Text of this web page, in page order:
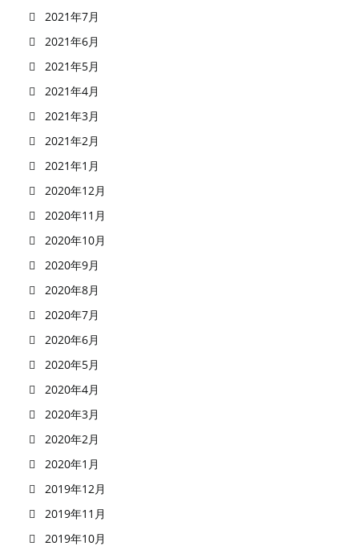
2021年7月
2021年6月
2021年5月
2021年4月
2021年3月
2021年2月
2021年1月
2020年12月
2020年11月
2020年10月
2020年9月
2020年8月
2020年7月
2020年6月
2020年5月
2020年4月
2020年3月
2020年2月
2020年1月
2019年12月
2019年11月
2019年10月